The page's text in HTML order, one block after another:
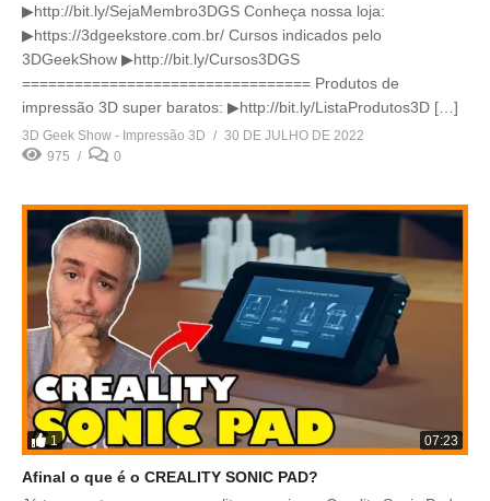
▶http://bit.ly/SejaMembro3DGS Conheça nossa loja:
▶https://3dgeekstore.com.br/ Cursos indicados pelo
3DGeekShow ▶http://bit.ly/Cursos3DGS
================================= Produtos de
impressão 3D super baratos: ▶http://bit.ly/ListaProdutos3D […]
3D Geek Show - Impressão 3D
30 DE JULHO DE 2022
975
0
1 07:23
Afinal o que é o CREALITY SONIC PAD?